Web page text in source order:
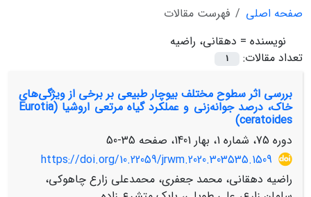
صفحه اصلی
فهرست مقالات
نویسنده = دهقانی، راضیه
تعداد مقالات:
1
بررسی اثر سطوح مختلف بیوچار طبیعی بر برخی از ویژگی‌های
خاک، درصد جوانه‌زنی و عملکرد گیاه مرتعی اروشیا (Eurotia
ceratoides)
دوره 75، شماره 1، بهار 1401، صفحه
35-50
https://doi.org/10.22059/jrwm.2020.303535.1509
راضیه دهقانی، محمد جعفری، محمدعلی زارع چاهوکی،